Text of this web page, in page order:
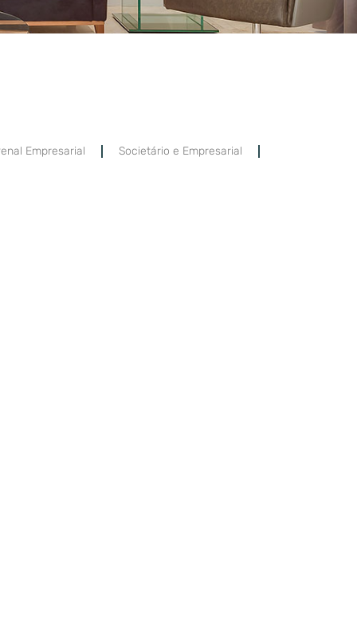
Empresarial Societário e Empresarial